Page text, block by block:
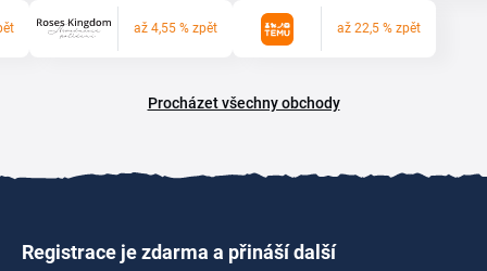
až 4,55 % zpět až 22,5 % zpět
Procházet všechny obchody
Registrace je zdarma a přináší další